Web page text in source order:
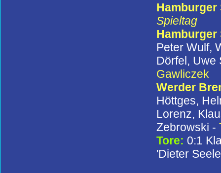
Hamburger
Spieltag
Hamburger
Peter Wulf,
Dörfel, Uwe
Gawliczek
Werder
Höttges,
Lorenz,
Zebrowski -
Tore: 0:1
'Dieter